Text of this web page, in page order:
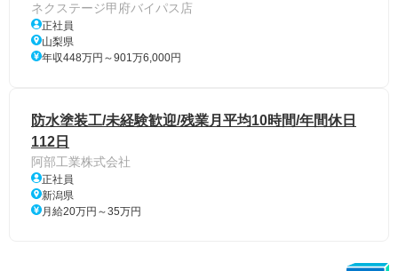
ネクステージ甲府バイパス店
正社員
山梨県
年収448万円～901万6,000円
防水塗装工/未経験歓迎/残業月平均10時間/年間休日
112日
阿部工業株式会社
正社員
新潟県
月給20万円～35万円